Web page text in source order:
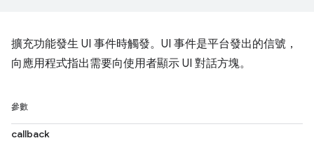
擴充功能發生 UI 事件時觸發。UI 事件是平台發出的信號，
向應用程式指出需要向使用者顯示 UI 對話方塊。
參數
callback